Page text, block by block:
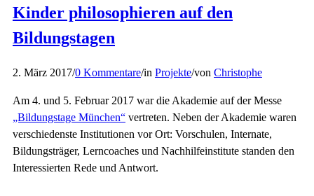
Kinder philosophieren auf den
Bildungstagen
2. März 2017/0 Kommentare/in Projekte/von Christophe
Am 4. und 5. Februar 2017 war die Akademie auf der Messe
„Bildungstage München“ vertreten. Neben der Akademie waren
verschiedenste Institutionen vor Ort: Vorschulen, Internate,
Bildungsträger, Lerncoaches und Nachhilfeinstitute standen den
Interessierten Rede und Antwort.